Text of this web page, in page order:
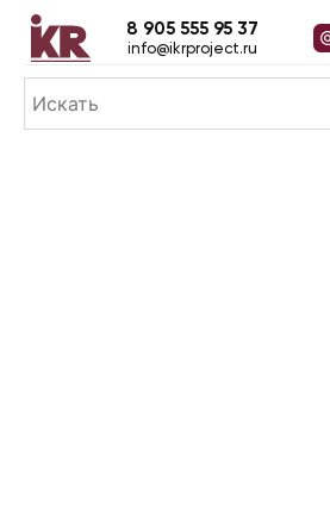
8 905 555 95 37
info@ikrproject.ru